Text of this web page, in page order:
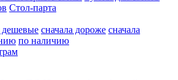
Стол-парта
дешевые сначала дороже сначала
по наличию